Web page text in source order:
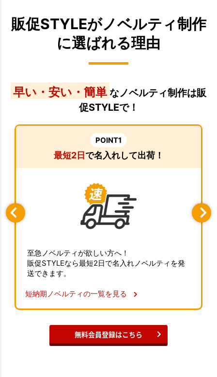
販促STYLEがノベルティ制作
に選ばれる理由
早い・安い・簡単 なノベルティ制作は販
促STYLEで！
POINT1
最短2日で名入れして出荷！
至急ノベルティが欲しい方へ！
販促STYLEなら最短2日で名入れノベルティを発
送できます。
短納期ノベルティの一覧を見る
無料会員登録はこちら